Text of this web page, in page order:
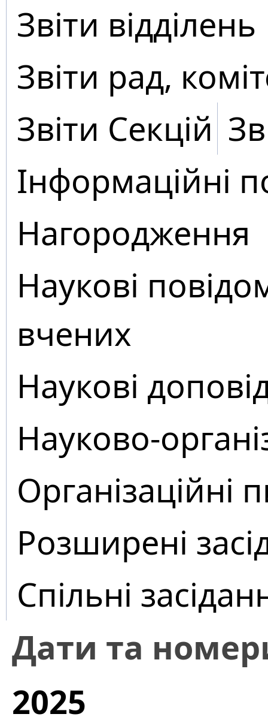
Звіти відділень
Звіти рад,
Звіти Секцій
Інформаційні
Нагородження
Наукові
вчених
Наукові
Науково-
Організаційні
Розширені
Спільні
Дати та
2025